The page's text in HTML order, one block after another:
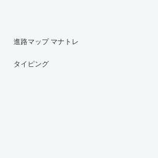
進路マップ マナトレ
タイピング